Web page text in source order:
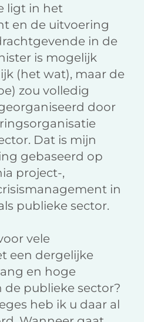
ligt in het
en de uitvoering
in de
is mogelijk
(het wat), maar de
zou volledig
door
Dat is mijn
gebaseerd op
project-,
in
publieke sector.
vele
een dergelijke
en hoge
publieke sector?
heb ik u daar al